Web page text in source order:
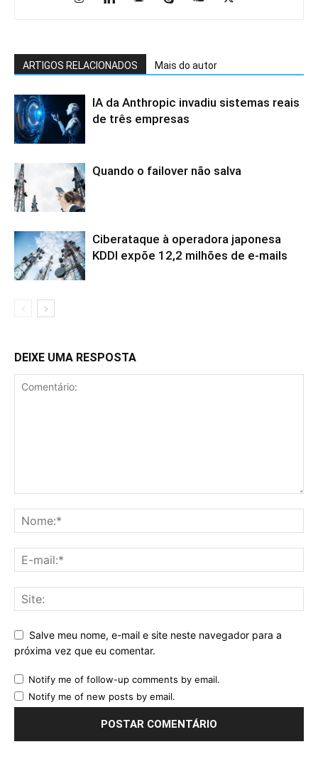
ARTIGOS RELACIONADOS Mais do autor
IA da Anthropic invadiu sistemas reais
de três empresas
Quando o failover não salva
Ciberataque à operadora japonesa
KDDI expõe 12,2 milhões de e-mails
DEIXE UMA RESPOSTA
Salve meu nome, e-mail e site neste navegador para a
próxima vez que eu comentar.
Notify me of follow-up comments by email.
Notify me of new posts by email.